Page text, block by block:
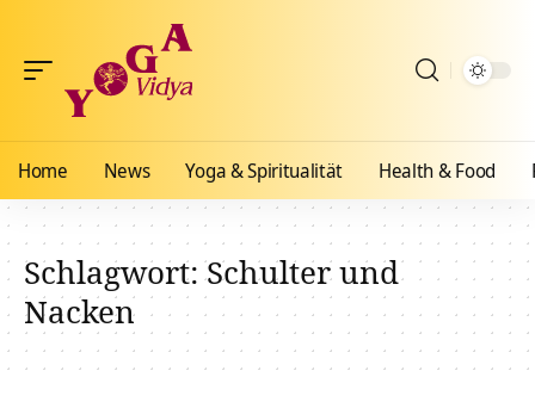
Home News Yoga & Spiritualität Health & Food
Schlagwort:Schulter und
Nacken